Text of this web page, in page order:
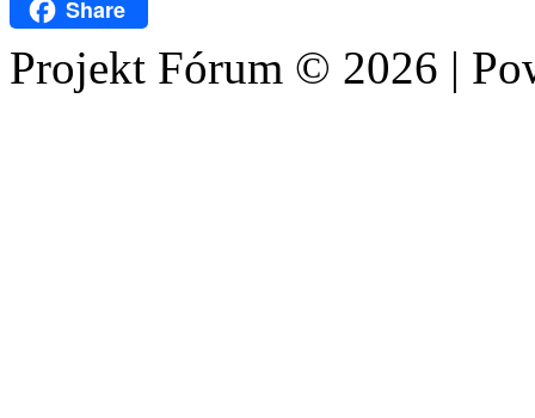
Share
Projekt Fórum © 2026 |